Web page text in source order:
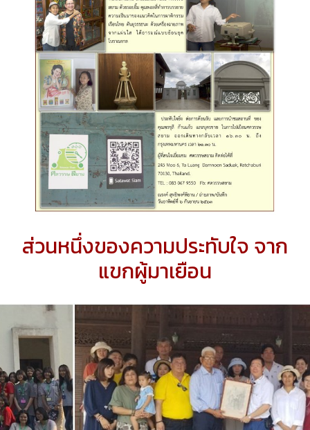
ส่วนหนึ่งของความประทับใจ จาก
แขกผู้มาเยือน